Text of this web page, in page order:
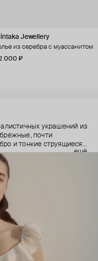
Jewellery
из серебра с муассанитом
000 ₽
украшений из
почти
и тонкие струящиеся
соединили силу и
дизайн.
подчеркнут? Выбор за
ещё